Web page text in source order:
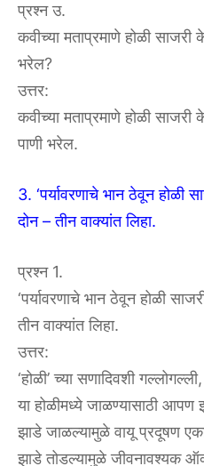
प्रश्न उ.
कवीच्या मताप्रमाणे होळी साजरी
भरेल?
उत्तर:
कवीच्या मताप्रमाणे होळी साजरी
पाणी भरेल.
3. ‘पर्यावरणाचे भान ठेवून होळी
दोन – तीन वाक्यांत लिहा.
प्रश्न 1.
‘पर्यावरणाचे भान ठेवून होळी
तीन वाक्यांत लिहा.
उत्तर:
‘होळी’ च्या सणादिवशी
या होळीमध्ये जाळण्यासाठी आपण
झाडे जाळल्यामुळे वायू प्रदूषण
झाडे तोडल्यामुळे जीवनावश्यक